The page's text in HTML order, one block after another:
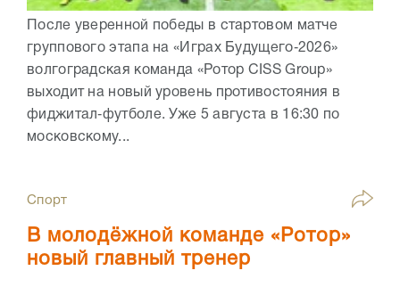
После уверенной победы в стартовом матче
группового этапа на «Играх Будущего‑2026»
волгоградская команда «Ротор CISS Group»
выходит на новый уровень противостояния в
фиджитал‑футболе. Уже 5 августа в 16:30 по
московскому...
Спорт
В молодёжной команде «Ротор»
новый главный тренер